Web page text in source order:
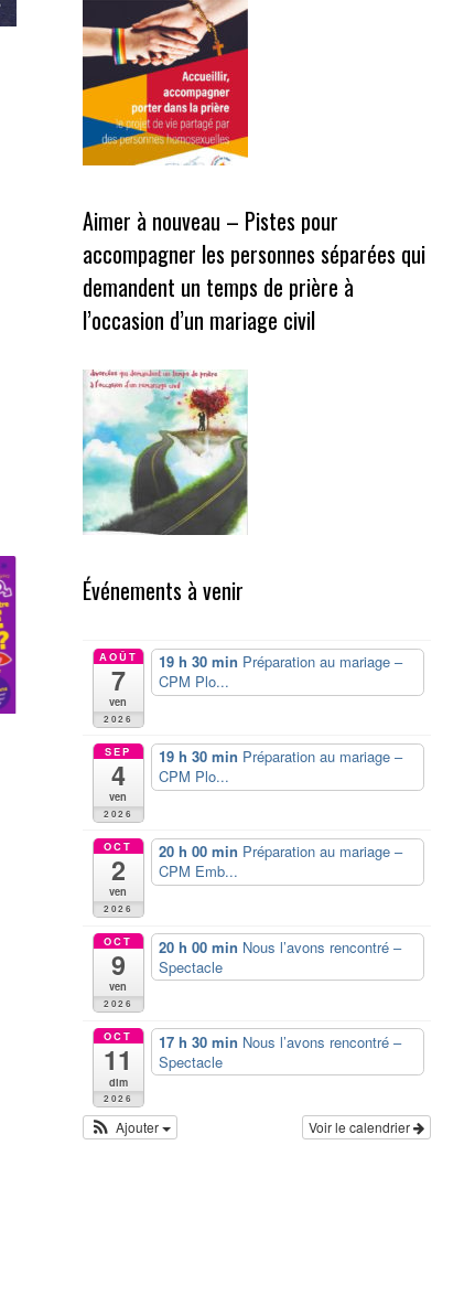
Aimer à nouveau – Pistes pour
accompagner les personnes séparées qui
demandent un temps de prière à
l’occasion d’un mariage civil
Événements à venir
AOÛT
7
ven
2026
19 h 30 min Préparation au mariage –
CPM Plo...
SEP
4
ven
2026
19 h 30 min Préparation au mariage –
CPM Plo...
OCT
2
ven
2026
20 h 00 min Préparation au mariage –
CPM Emb...
OCT
9
ven
2026
20 h 00 min Nous l’avons rencontré –
Spectacle
OCT
11
dim
2026
17 h 30 min Nous l’avons rencontré –
Spectacle
Voir le calendrier
Ajouter